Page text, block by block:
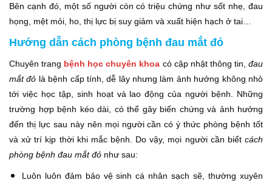
Bên cạnh đó, một số người còn có triệu chứng như sốt nhẹ, đau
họng, mệt mỏi, ho, thị lực bị suy giảm và xuất hiện hạch ở tai…
Hướng dẫn cách phòng bệnh đau mắt đỏ
Chuyên trang bệnh học chuyên khoa có cập nhật thông tin,đau
mắt đỏ là bệnh cấp tính, dễ lây nhưng làm ảnh hưởng không nhỏ
tới việc học tập, sinh hoạt và lao động của người bệnh. Những
trường hợp bệnh kéo dài, có thể gây biến chứng và ảnh hưởng
đến thị lực sau này nên mọi người cần có ý thức phòng bệnh tốt
và xử trí kịp thời khi mắc bệnh. Do vậy, mọi người cần biết cách
phòng bệnh đau mắt đỏ như sau:
Luôn luôn đảm bảo vệ sinh cá nhân sạch sẽ, thường xuyên